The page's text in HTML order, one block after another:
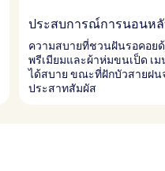
ประสบการณ์การนอนห
ความสบายที่ชวนฝันรอคอย
พรีเมียมและผ้าห่มขนเป็ด
ได้สบาย ขณะที่ฝักบัวสายฝ
ประสาทสัมผัส